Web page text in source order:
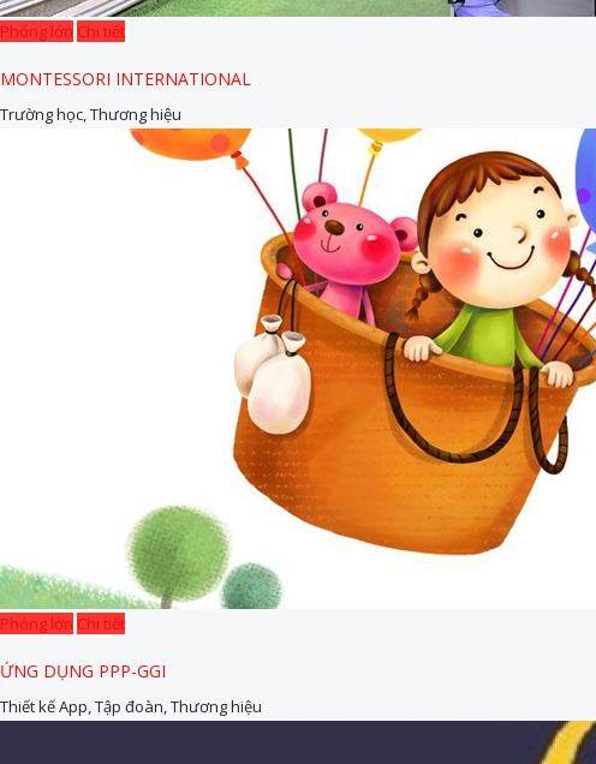
Phóng lớn Chi tiết
MONTESSORI INTERNATIONAL
Trường học, Thương hiệu
Phóng lớn Chi tiết
ỨNG DỤNG PPP-GGI
Thiết kế App, Tập đoàn, Thương hiệu